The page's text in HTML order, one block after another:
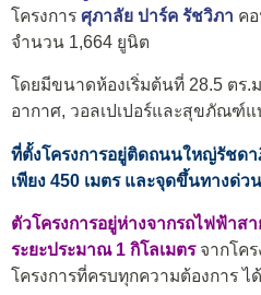
โครงการ ศุภาลัย ปาร์ค รัชวิภา ค
จำนวน 1,664 ยูนิต
โดยมีขนาดห้องเริ่มต้นที่ 28.5 ตร.
อากาศ, วอลเปเปอร์และสุขภัณฑ์แ
ที่ตั้งโครงการอยู่ติดถนนใหญ่รัชด
เพียง 450 เมตร และจุดขึ้นทางด่
ตัวโครงการอยู่ห่างจากรถไฟฟ้าส
ระยะประมาณ 1 กิโลเมตรจากโคร
โครงการที่ครบทุกความต้องการ ไ